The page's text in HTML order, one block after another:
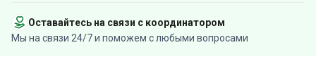
Оставайтесь на связи с координатором
Мы на связи 24/7 и поможем с любыми вопросами